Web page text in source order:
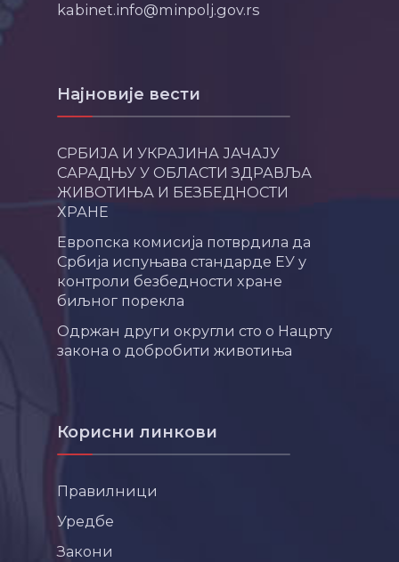
kabinet.info@minpolj.gov.rs
Најновије вести
СРБИЈА И УКРАЈИНА ЈАЧАЈУ
САРАДЊУ У ОБЛАСТИ ЗДРАВЉА
ЖИВОТИЊА И БЕЗБЕДНОСТИ
ХРАНЕ
Европска комисија потврдила да
Србија испуњава стандарде ЕУ у
контроли безбедности хране
биљног порекла
Одржан други округли сто о Нацрту
закона о добробити животиња
Корисни линкови
Правилници
Уредбе
Закони